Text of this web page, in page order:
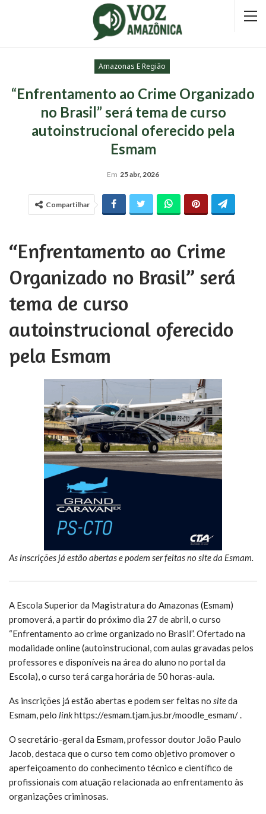
Amazonas E Região
“Enfrentamento ao Crime Organizado
no Brasil” será tema de curso
autoinstrucional oferecido pela
Esmam
Em 25 abr, 2026
Compartilhar
“Enfrentamento ao Crime
Organizado no Brasil” será
tema de curso
autoinstrucional oferecido
pela Esmam
As inscrições já estão abertas e podem ser feitas no site da Esmam.
A Escola Superior da Magistratura do Amazonas (Esmam)
promoverá, a partir do próximo dia 27 de abril, o curso
“Enfrentamento ao crime organizado no Brasil”. Ofertado na
modalidade online (autoinstrucional, com aulas gravadas pelos
professores e disponíveis na área do aluno no portal da
Escola), o curso terá carga horária de 50 horas-aula.
As inscrições já estão abertas e podem ser feitas no siteda
Esmam, pelo linkhttps://esmam.tjam.jus.br/moodle_esmam/ .
O secretário-geral da Esmam, professor doutor João Paulo
Jacob, destaca que o curso tem como objetivo promover o
aperfeiçoamento do conhecimento técnico e científico de
profissionais com atuação relacionada ao enfrentamento às
organizações criminosas.